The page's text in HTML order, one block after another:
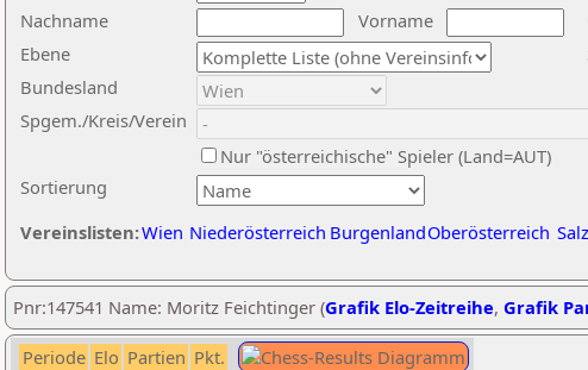
Nachname
Vorname
Ebene
Sortierung
Bundesland
Spgem./Kreis/Verein
Nur "österreichische" Spieler (Land=AUT)
Vereinslisten:Wien Niederösterreich BurgenlandOberösterreich
Pnr:147541 Name: Moritz Feichtinger (Grafik Elo-Zeitreihe, Grafik
Periode Elo Partien Pkt.